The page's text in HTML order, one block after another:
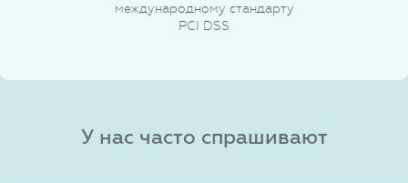
международному стандарту
PCI DSS
У нас часто спрашивают